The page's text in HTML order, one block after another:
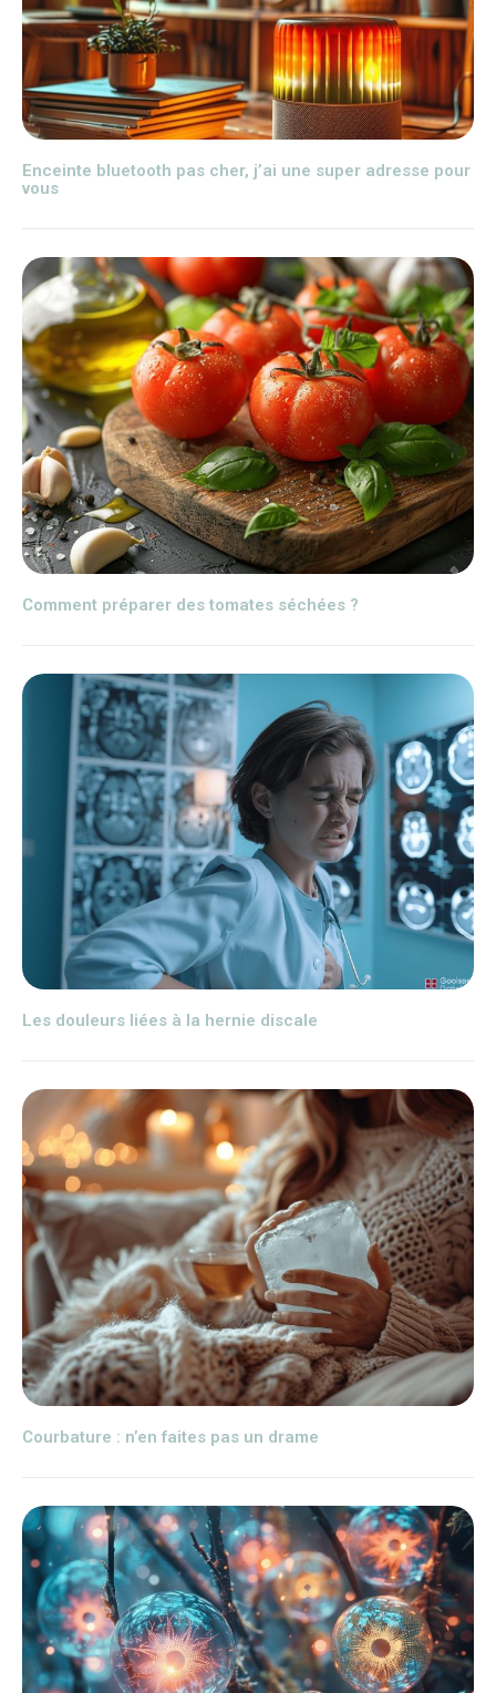
Enceinte bluetooth pas cher, j’ai une super adresse pour
vous
Comment préparer des tomates séchées ?
Les douleurs liées à la hernie discale
Courbature : n’en faites pas un drame